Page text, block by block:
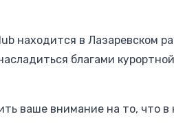
находится в Лазаревском
благами
ваше внимание на то, что